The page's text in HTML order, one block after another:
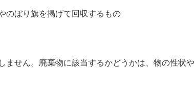
のぼり旗を掲げて回収するもの
せん。廃棄物に該当するかどうかは、物の性状や